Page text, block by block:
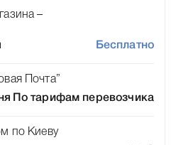
–
Бесплатно
Почта”
По тарифам перевозчика
по Киеву